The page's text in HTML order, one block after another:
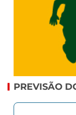
PREVISÃO